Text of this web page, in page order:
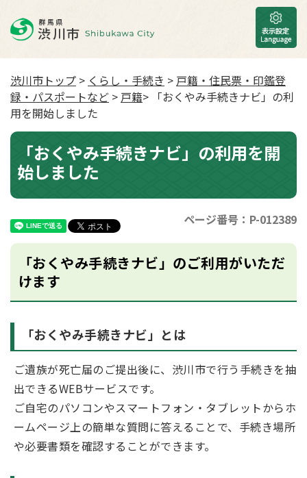
渋川市トップ > くらし・手続き > 戸籍・住民票・印鑑登
録・パスポートなど > 戸籍> 「おくやみ手続きナビ」の利
用を開始しました
「おくやみ手続きナビ」の利用を開
始しました
ページ番号：P-012389
「おくやみ手続きナビ」のご利用がいただ
けます
「おくやみ手続きナビ」とは
ご遺族が死亡届のご提出後に、渋川市で行う手続きを抽
出できるWEBサービスです。
ご自宅のパソコンやスマートフォン・タブレットからホ
ームページ上の簡単な質問に答えることで、手続き場所
や必要書類を確認することができます。